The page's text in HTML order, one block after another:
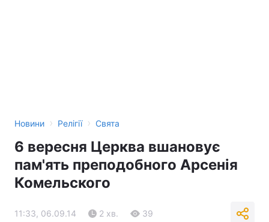
Новини › Релігії › Свята
6 вересня Церква вшановує
пам'ять преподобного Арсенія
Комельского
11:33, 06.09.14 2 хв. 39